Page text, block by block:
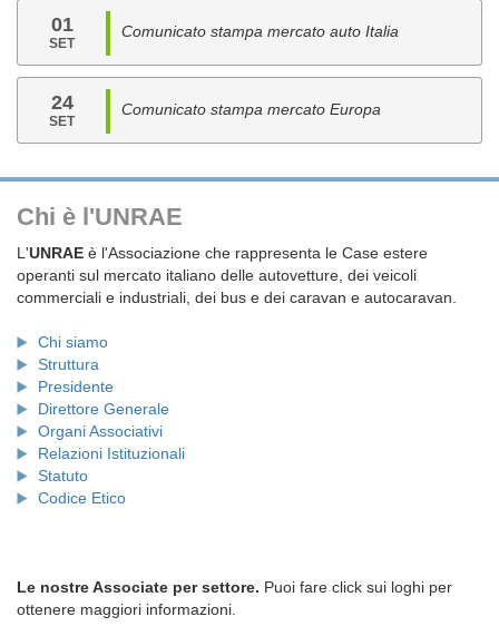
01
SET
Comunicato stampa mercato auto Italia
24
SET
Comunicato stampa mercato Europa
Chi è l'UNRAE
L'UNRAE è l'Associazione che rappresenta le Case estere
operanti sul mercato italiano delle autovetture, dei veicoli
commerciali e industriali, dei bus e dei caravan e autocaravan.
Chi siamo
Struttura
Presidente
Direttore Generale
Organi Associativi
Relazioni Istituzionali
Statuto
Codice Etico
Le nostre Associate per settore. Puoi fare click sui loghi per
ottenere maggiori informazioni.